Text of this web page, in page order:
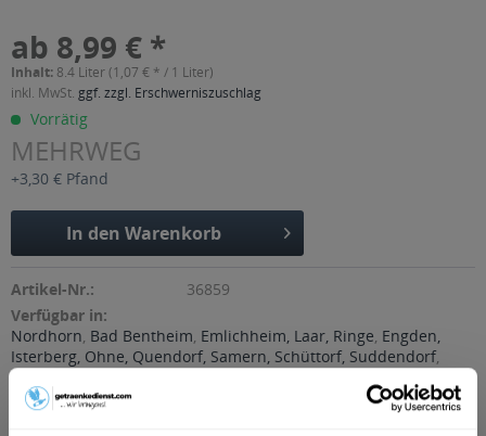
ab 8,99 € *
Inhalt: 8.4 Liter (1,07 € * / 1 Liter)
inkl. MwSt. ggf. zzgl. Erschwerniszuschlag
Vorrätig
MEHRWEG
+3,30 € Pfand
In den Warenkorb
Artikel-Nr.:
36859
Verfügbar in:
Nordhorn, Bad Bentheim, Emlichheim, Laar, Ringe, Engden,
Isterberg, Ohne, Quendorf, Samern, Schüttorf, Suddendorf,
Esche, Georgsdorf, Lage, Neuenhaus, Osterwald
Gölenkamp, Halle, Uelsen, Wielen
Itterbeck,
Wietmarschen